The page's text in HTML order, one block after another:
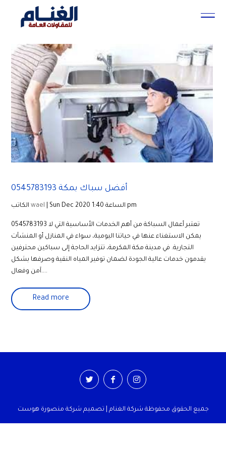
أفضل سباك بمكة 0545783193
wael | Sun Dec 2020 الساعة 1:40 pm
0545783193 تعتبر أعمال السباكة من أهم الخدمات الأساسية التي لا
يمكن الاستغناء عنها في حياتنا اليومية، سواء في المنازل أو المنشآت
التجارية. في مدينة مكة المكرمة، تتزايد الحاجة إلى سباكين محترفين
يقدمون خدمات عالية الجودة لضمان توفير المياه النقية وصرفها بشكل
آمن وفعال....
Read more
جميع الحقوق محفوظة شركة الغنام | تصميم شركة منصورة هوست